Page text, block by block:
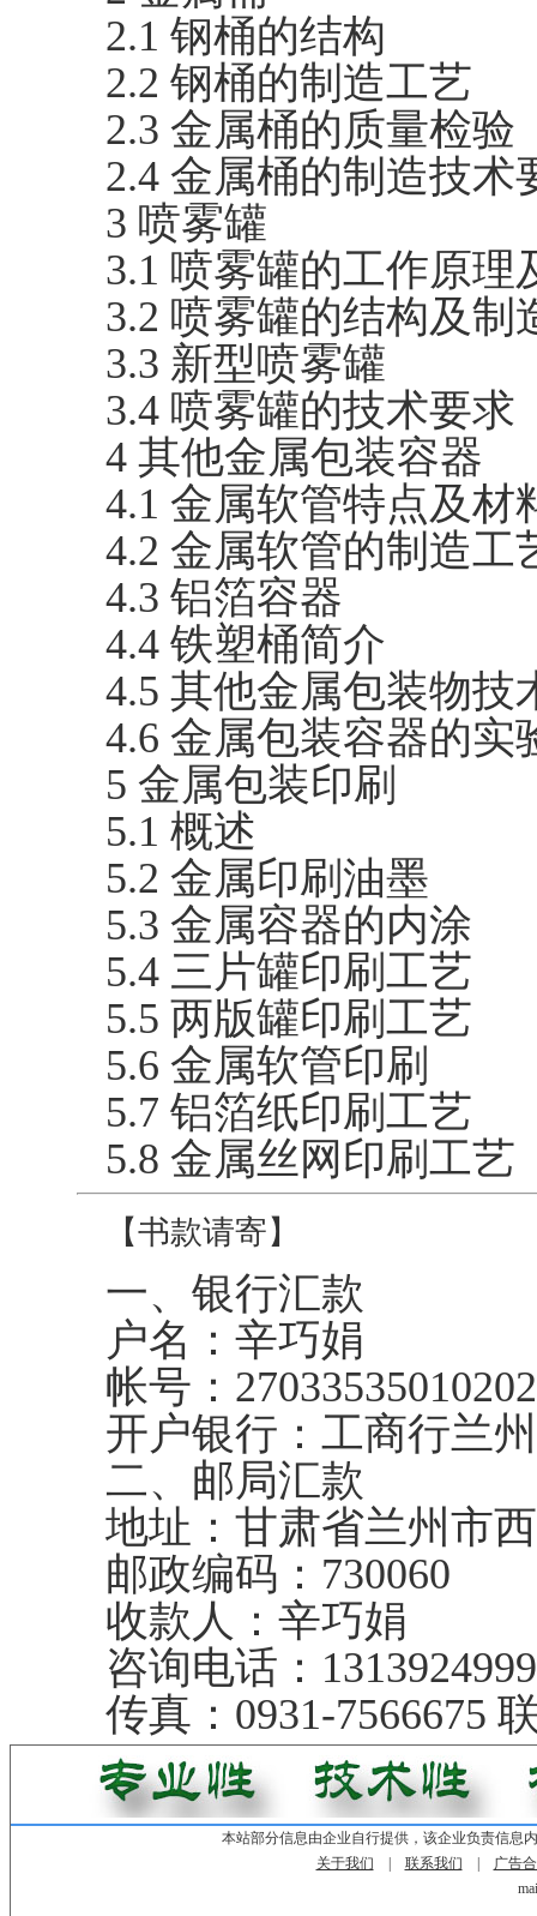
2.1 钢桶的结构
2.2 钢桶的制造工艺
2.3 金属桶的质量检验
2.4 金属桶的制造技术
3 喷雾罐
3.1 喷雾罐的工作原理
3.2 喷雾罐的结构及制
3.3 新型喷雾罐
3.4 喷雾罐的技术要求
4 其他金属包装容器
4.1 金属软管特点及材
4.2 金属软管的制造工
4.3 铝箔容器
4.4 铁塑桶简介
4.5 其他金属包装物技
4.6 金属包装容器的实
5 金属包装印刷
5.1 概述
5.2 金属印刷油墨
5.3 金属容器的内涂
5.4 三片罐印刷工艺
5.5 两版罐印刷工艺
5.6 金属软管印刷
5.7 铝箔纸印刷工艺
5.8 金属丝网印刷工艺
【书款请寄】
一、银行汇款
户名：辛巧娟
帐号：
开户银行：工商行兰
二、邮局汇款
地址：甘肃省兰州市
邮政编码：730060
收款人：辛巧娟
咨询电话：
传真：0931-7566675
本站部分信息由企业自行提供，该企业负责信息
关于我们
联系我们
广告